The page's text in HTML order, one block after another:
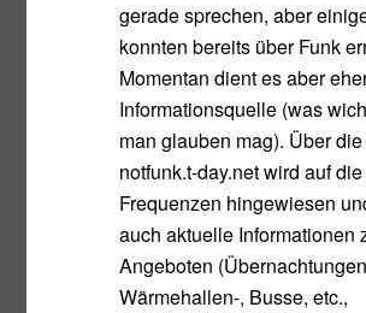
gerade sprechen, aber
konnten bereits über Funk
Momentan dient es aber
Informationsquelle (was
man glauben mag). Über
notfunk.t-day.net wird auf
Frequenzen hingewiesen
auch aktuelle Informationen
Angeboten
Wärmehallen-, Busse, etc.,